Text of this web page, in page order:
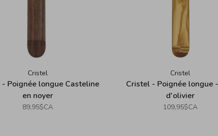
Cristel
Poignée longue Casteline
en noyer
89,95$CA
Cristel
Cristel - Poignée longue
d'olivier
109,95$CA